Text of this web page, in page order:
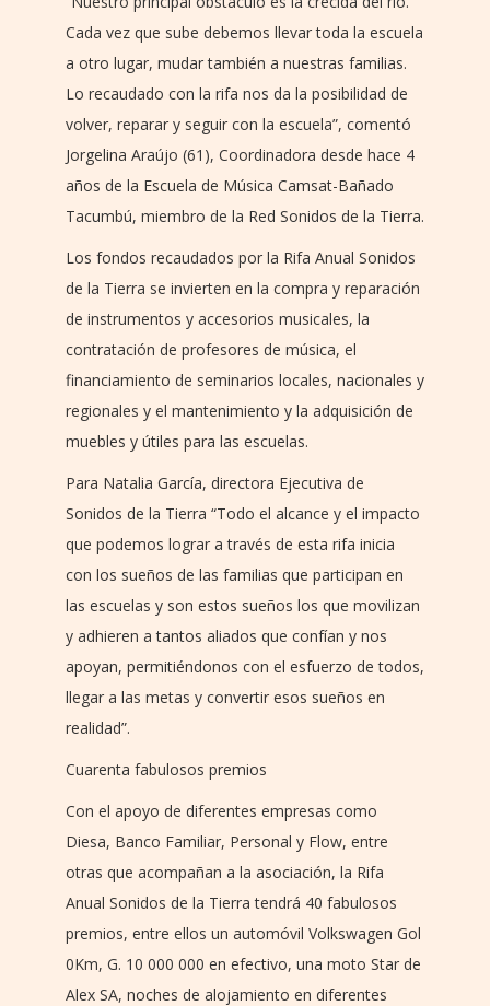
Cada vez que sube debemos llevar toda la escuela
a otro lugar, mudar también a nuestras familias.
Lo recaudado con la rifa nos da la posibilidad de
volver, reparar y seguir con la escuela”, comentó
Jorgelina Araújo (61), Coordinadora desde hace 4
años de la Escuela de Música Camsat-Bañado
Tacumbú, miembro de la Red Sonidos de la Tierra.
Los fondos recaudados por la Rifa Anual Sonidos
de la Tierra se invierten en la compra y reparación
de instrumentos y accesorios musicales, la
contratación de profesores de música, el
financiamiento de seminarios locales, nacionales y
regionales y el mantenimiento y la adquisición de
muebles y útiles para las escuelas.
Para Natalia García, directora Ejecutiva de
Sonidos de la Tierra “Todo el alcance y el impacto
que podemos lograr a través de esta rifa inicia
con los sueños de las familias que participan en
las escuelas y son estos sueños los que movilizan
y adhieren a tantos aliados que confían y nos
apoyan, permitiéndonos con el esfuerzo de todos,
llegar a las metas y convertir esos sueños en
realidad”.
Cuarenta fabulosos premios
Con el apoyo de diferentes empresas como
Diesa, Banco Familiar, Personal y Flow, entre
otras que acompañan a la asociación, la Rifa
Anual Sonidos de la Tierra tendrá 40 fabulosos
premios, entre ellos un automóvil Volkswagen Gol
0Km, G. 10 000 000 en efectivo, una moto Star de
Alex SA, noches de alojamiento en diferentes